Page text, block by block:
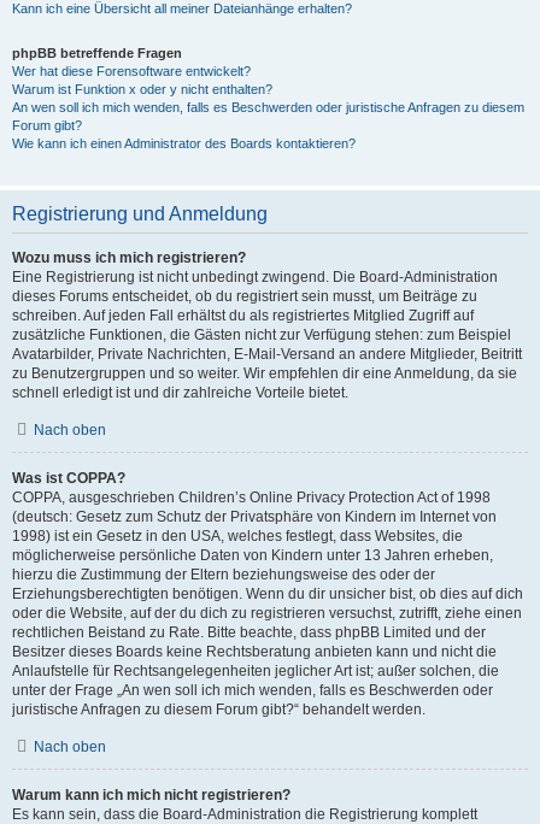
Kann ich eine Übersicht all meiner Dateianhänge erhalten?
phpBB betreffende Fragen
Wer hat diese Forensoftware entwickelt?
Warum ist Funktion x oder y nicht enthalten?
An wen soll ich mich wenden, falls es Beschwerden oder juristische Anfragen zu diesem
Forum gibt?
Wie kann ich einen Administrator des Boards kontaktieren?
Registrierung und Anmeldung
Wozu muss ich mich registrieren?
Eine Registrierung ist nicht unbedingt zwingend. Die Board-Administration
dieses Forums entscheidet, ob du registriert sein musst, um Beiträge zu
schreiben. Auf jeden Fall erhältst du als registriertes Mitglied Zugriff auf
zusätzliche Funktionen, die Gästen nicht zur Verfügung stehen: zum Beispiel
Avatarbilder, Private Nachrichten, E-Mail-Versand an andere Mitglieder, Beitritt
zu Benutzergruppen und so weiter. Wir empfehlen dir eine Anmeldung, da sie
schnell erledigt ist und dir zahlreiche Vorteile bietet.
Nach oben
Was ist COPPA?
COPPA, ausgeschrieben Children’s Online Privacy Protection Act of 1998
(deutsch: Gesetz zum Schutz der Privatsphäre von Kindern im Internet von
1998) ist ein Gesetz in den USA, welches festlegt, dass Websites, die
möglicherweise persönliche Daten von Kindern unter 13 Jahren erheben,
hierzu die Zustimmung der Eltern beziehungsweise des oder der
Erziehungsberechtigten benötigen. Wenn du dir unsicher bist, ob dies auf dich
oder die Website, auf der du dich zu registrieren versuchst, zutrifft, ziehe einen
rechtlichen Beistand zu Rate. Bitte beachte, dass phpBB Limited und der
Besitzer dieses Boards keine Rechtsberatung anbieten kann und nicht die
Anlaufstelle für Rechtsangelegenheiten jeglicher Art ist; außer solchen, die
unter der Frage „An wen soll ich mich wenden, falls es Beschwerden oder
juristische Anfragen zu diesem Forum gibt?“ behandelt werden.
Nach oben
Warum kann ich mich nicht registrieren?
Es kann sein, dass die Board-Administration die Registrierung komplett